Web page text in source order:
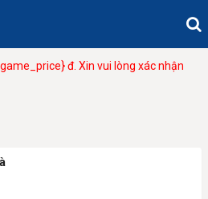
đ. Xin vui lòng xác nhận